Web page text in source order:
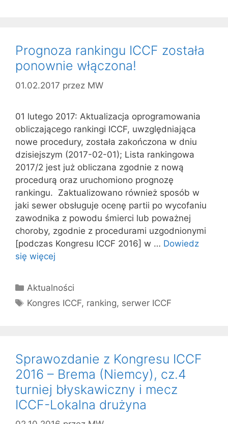
Prognoza rankingu ICCF została
ponownie włączona!
01.02.2017 przez MW
01 lutego 2017: Aktualizacja oprogramowania
obliczającego rankingi ICCF, uwzględniająca
nowe procedury, została zakończona w dniu
dzisiejszym (2017-02-01); Lista rankingowa
2017/2 jest już obliczana zgodnie z nową
procedurą oraz uruchomiono prognozę
rankingu. Zaktualizowano również sposób w
jaki sewer obsługuje ocenę partii po wycofaniu
zawodnika z powodu śmierci lub poważnej
choroby, zgodnie z procedurami uzgodnionymi
[podczas Kongresu ICCF 2016] w … Dowiedz
się więcej
Kategorie
Aktualności
Tagi
Kongres ICCF, ranking, serwer ICCF
Sprawozdanie z Kongresu ICCF
2016 – Brema (Niemcy), cz.4
turniej błyskawiczny i mecz
ICCF-Lokalna drużyna